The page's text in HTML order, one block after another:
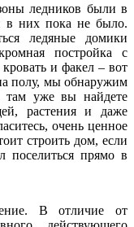
ледников были в
в них пока не было.
ледяные домики
постройка с
и факел – вот
полу, мы обнаружим
там уже вы найдете
растения и даже
очень ценное
строить дом, если
поселиться прямо в
В отличие от